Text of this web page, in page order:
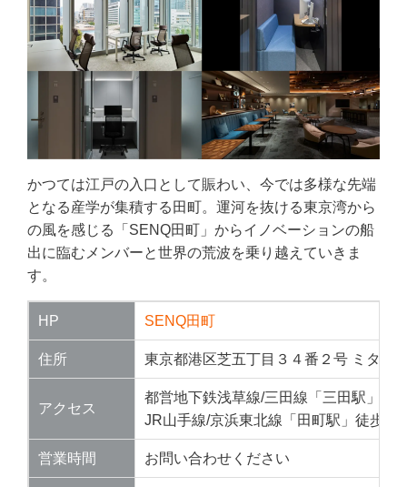
かつては江戸の入口として賑わい、今では多様な先端
となる産学が集積する田町。運河を抜ける東京湾から
の風を感じる「SENQ田町」からイノベーションの船
出に臨むメンバーと世界の荒波を乗り越えていきま
す。
HP SENQ田町
住所 東京都港区芝五丁目３４番２号 ミタマ
アクセス
都営地下鉄浅草線/三田線「三田駅」 直
JR山手線/京浜東北線「田町駅」徒歩2分
営業時間 お問い合わせください